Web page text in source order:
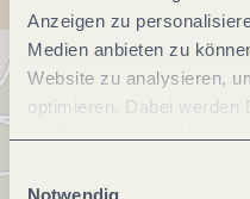
Anzeigen zu
Medien anbieten zu
Website zu analysieren,
optimieren. Dabei werden
der Europäischen Union
jederzeit widerrufen
Einwilligungsauswahl
Notwendig